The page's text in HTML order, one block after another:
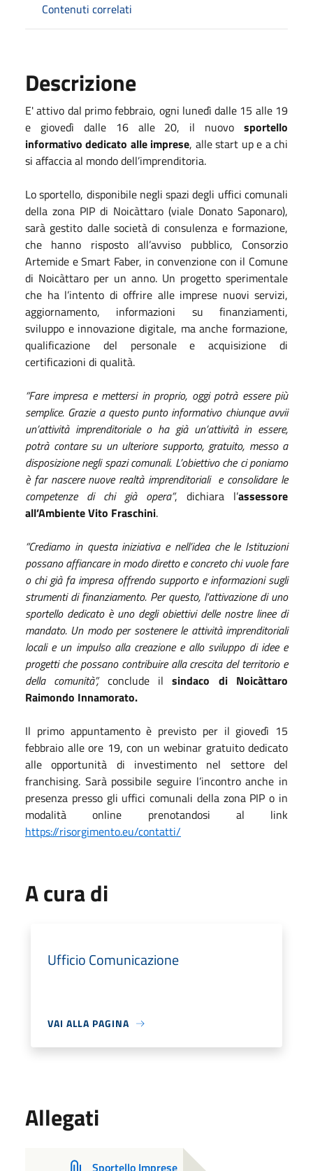
Contenuti correlati
Descrizione
E' attivo dal primo febbraio, ogni lunedì dalle 15 alle 19
e giovedì dalle 16 alle 20, il nuovo sportello
informativo dedicato alle imprese, alle start up e a chi
si affaccia al mondo dell’imprenditoria.
Lo sportello, disponibile negli spazi degli uffici comunali
della zona PIP di Noicàttaro (viale Donato Saponaro),
sarà gestito dalle società di consulenza e formazione,
che hanno risposto all’avviso pubblico, Consorzio
Artemide e Smart Faber, in convenzione con il Comune
di Noicàttaro per un anno. Un progetto sperimentale
che ha l’intento di offrire alle imprese nuovi servizi,
aggiornamento, informazioni su finanziamenti,
sviluppo e innovazione digitale, ma anche formazione,
qualificazione del personale e acquisizione di
certificazioni di qualità.
“Fare impresa e mettersi in proprio, oggi potrà essere più
semplice. Grazie a questo punto informativo chiunque avvii
un’attività imprenditoriale o ha già un’attività in essere,
potrà contare su un ulteriore supporto, gratuito, messo a
disposizione negli spazi comunali. L’obiettivo che ci poniamo
è far nascere nuove realtà imprenditoriali e consolidare le
competenze di chi già opera”, dichiara l’assessore
all’Ambiente Vito Fraschini.
“Crediamo in questa iniziativa e nell’idea che le Istituzioni
possano affiancare in modo diretto e concreto chi vuole fare
o chi già fa impresa offrendo supporto e informazioni sugli
strumenti di finanziamento. Per questo, l’attivazione di uno
sportello dedicato è uno degli obiettivi delle nostre linee di
mandato. Un modo per sostenere le attività imprenditoriali
locali e un impulso alla creazione e allo sviluppo di idee e
progetti che possano contribuire alla crescita del territorio e
della comunità”,conclude ilsindaco di Noicàttaro
Raimondo Innamorato.
Il primo appuntamento è previsto per il giovedì 15
febbraio alle ore 19, con un webinar gratuito dedicato
alle opportunità di investimento nel settore del
franchising. Sarà possibile seguire l’incontro anche in
presenza presso gli uffici comunali della zona PIP o in
modalità online prenotandosi al link
https://risorgimento.eu/contatti/
A cura di
Ufficio Comunicazione
VAI ALLA PAGINA
Allegati
Sportello Imprese